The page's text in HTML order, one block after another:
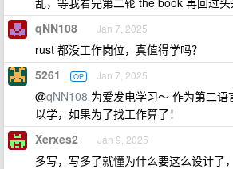
qNN108 Jan 7, 2025
rust 都没工作岗位，真值得学吗？
5261 OP Jan 7, 2025
@qNN108 为爱发电学习～ 作为第二
以学，如果为了找工作算了！
Xerxes2 Jan 9, 2025
多写，写多了就懂为什么要这么设计了